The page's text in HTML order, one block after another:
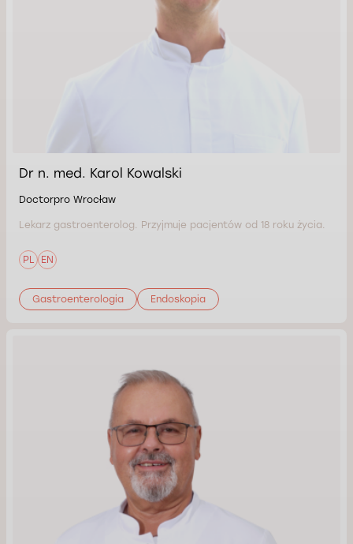
Dr n. med. Karol Kowalski
Doctorpro Wrocław
Lekarz gastroenterolog. Przyjmuje pacjentów od 18 roku życia.
PL EN
Gastroenterologia Endoskopia